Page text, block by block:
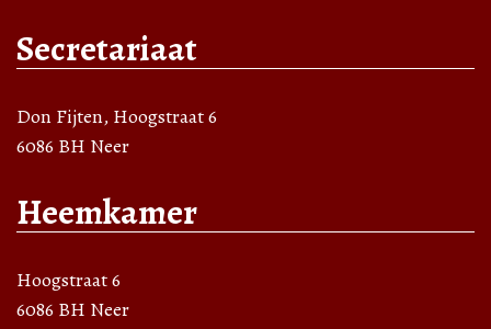
Secretariaat
Don Fijten, Hoogstraat 6
6086 BH Neer
Heemkamer
Hoogstraat 6
6086 BH Neer